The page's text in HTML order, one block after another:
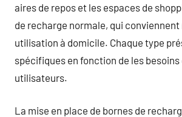
aires de repos et les espaces de
de recharge normale, qui conviennent
utilisation à domicile. Chaque type
spécifiques en fonction de les
utilisateurs.
La mise en place de bornes de